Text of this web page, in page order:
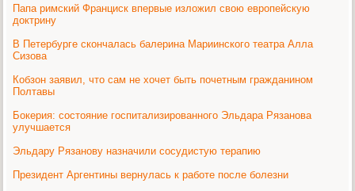
Папа римский Франциск впервые изложил свою европейскую
доктрину
В Петербурге скончалась балерина Мариинского театра Алла
Сизова
Кобзон заявил, что сам не хочет быть почетным гражданином
Полтавы
Бокерия: состояние госпитализированного Эльдара Рязанова
улучшается
Эльдару Рязанову назначили сосудистую терапию
Президент Аргентины вернулась к работе после болезни